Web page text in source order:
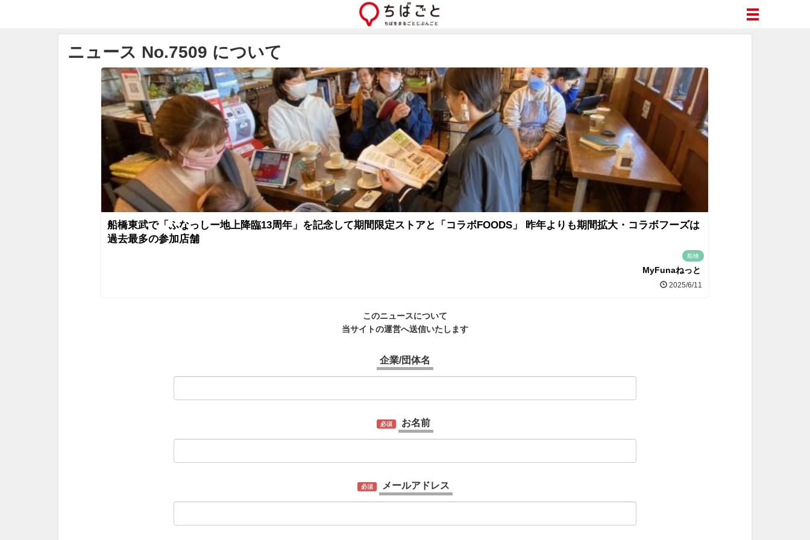
ニュース No.7509 について
船橋東武で「ふなっしー地上降臨13周年」を記念して期間限定ストアと「コラボFOODS」 昨年よりも期間拡大・コラボフーズは
過去最多の参加店舗
船橋
MyFunaねっと
2025/6/11
このニュースについて
当サイトの運営へ送信いたします
企業/団体名
必須 お名前
必須 メールアドレス